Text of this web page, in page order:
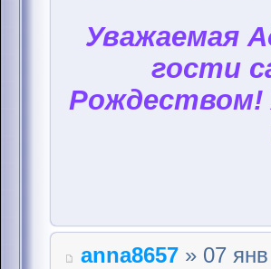
Уважаемая
гости
Рождеством!
anna8657 » 07